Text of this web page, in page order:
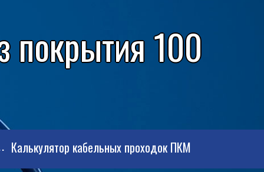
покрытия 100
Калькулятор кабельных проходок ПКМ